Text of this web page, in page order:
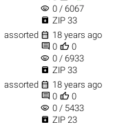
visibility 0 / 6067
 ZIP 33
assorted  18 years ago
 0  0
visibility 0 / 6933
 ZIP 33
assorted  18 years ago
 0  0
visibility 0 / 5433
 ZIP 23